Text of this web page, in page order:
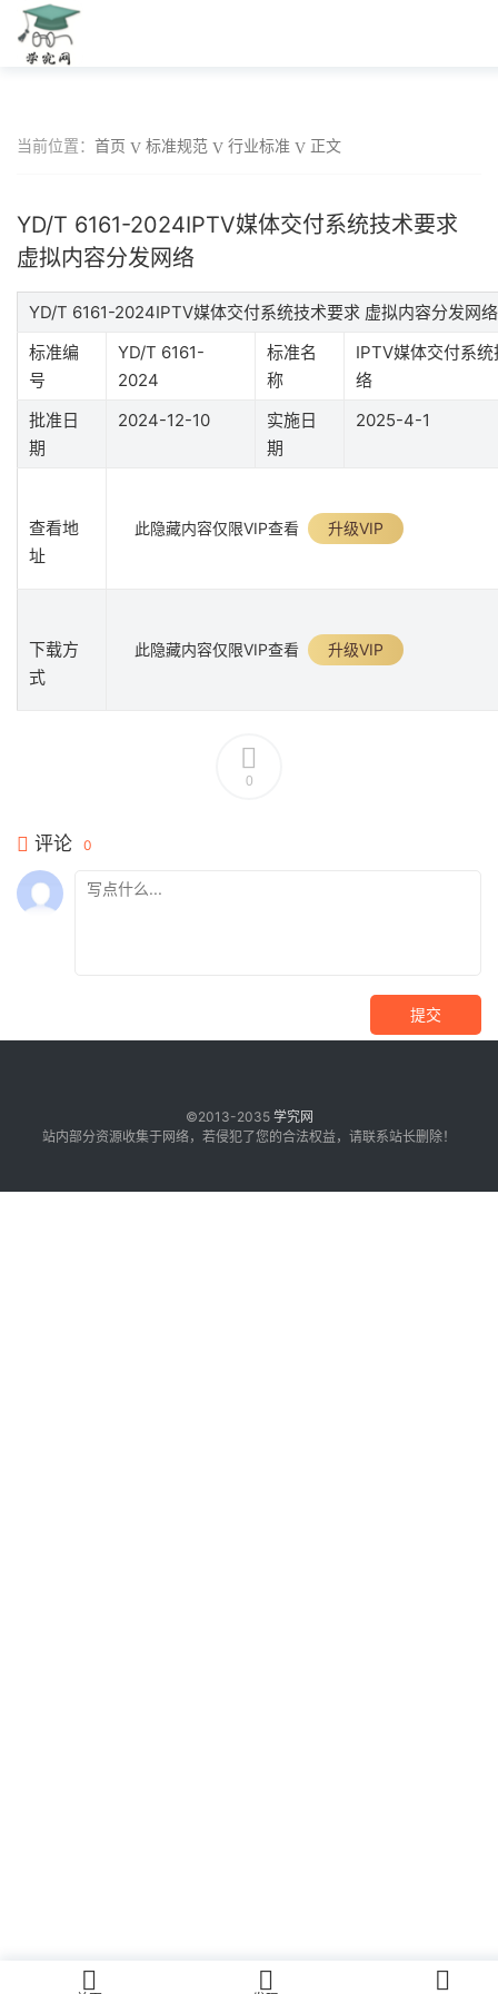
当前位置： 首页 标准规范 行业标准 正文
YD/T 6161-2024IPTV媒体交付系统技术要求
虚拟内容分发网络
YD/T 6161-2024IPTV媒体交付系统技术要求 虚拟内容分发网
标准编
号
YD/T 6161-
2024
标准名
称
IPTV媒体交付系
络
批准日
期
2024-12-10
实施日
期
2025-4-1
查看地
址
此隐藏内容仅限VIP查看 升级VIP
下载方
式
此隐藏内容仅限VIP查看 升级VIP
0
评论 0
提交
©2013-2035 学究网
站内部分资源收集于网络，若侵犯了您的合法权益，请联系站长删除！